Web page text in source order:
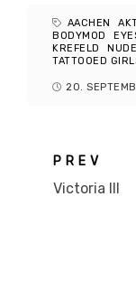
AACHEN
BODYMOD
KREFELD
NUDE
TATTOOED
20.
PREV
Victoria III